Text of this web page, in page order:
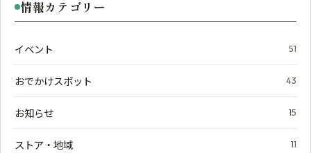
情報カテゴリー
イベント 51
おでかけスポット 43
お知らせ 15
ストア・地域 11